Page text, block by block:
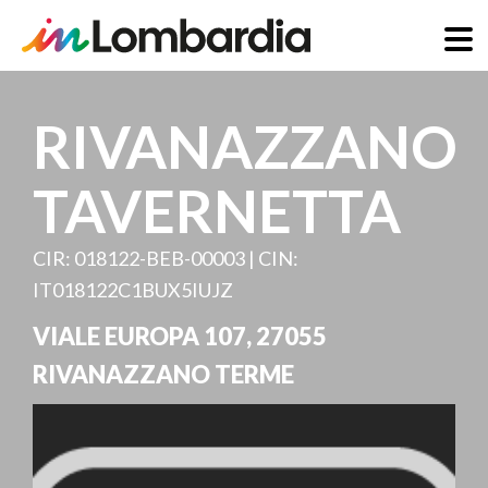
InhaltRIVANAZZANO
TAVERNETTA
CIR: 018122-BEB-00003 | CIN:
IT018122C1BUX5IUJZ
VIALE EUROPA 107,27055
RIVANAZZANO TERME